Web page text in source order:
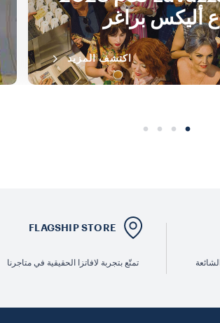
أليكس براغر
اكتشف المزيد
FLAGSHIP STORE
تمتّع بتجربة لافاتزا الحقيقية في متاجرنا